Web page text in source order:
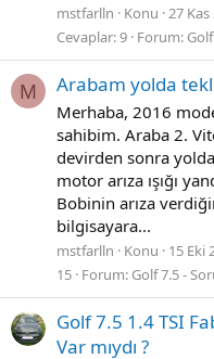
mstfarlln Konu 27 Kas
Cevaplar: 9 Forum:
M Arabam yolda
Merhaba, 2016
sahibim. Araba 2.
devirden sonra
motor arıza ışığı
Bobinin arıza
bilgisayara...
mstfarlln Konu 15 Eki
15 Forum: Golf 7.5 -
Golf 7.5 1.4 TSI
Var mıydı ?